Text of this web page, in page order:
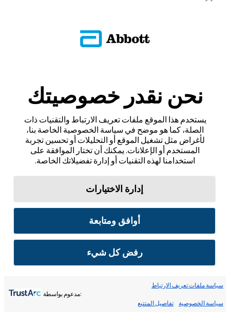
نحن نقدر خصوصيتك
يستخدم هذا الموقع ملفات تعريف الارتباط والتقنيات ذات
الصلة، كما هو موضح في سياسة الخصوصية الخاصة بنا،
لأغراض مثل تشغيل الموقع أو التحليلات أو تحسين تجربة
المستخدم أو الإعلانات. يمكنك أن تختار الموافقة على
استخدامنا لهذه التقنيات أو إدارة تفضيلاتك الخاصة.
إدارة الاختيارات
أوافق ومتابعة
رفض كل شيء
سياسة ملفات تعريف الارتباط
سياسة الخصوصية تفاصيل المتتبع
:مدعوم بواسطة